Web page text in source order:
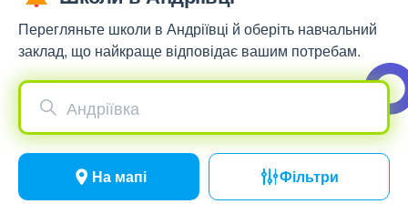
Перегляньте школи в Андріївці й оберіть навчальний
заклад, що найкраще відповідає вашим потребам.
Андріївка
На мапі Фільтри